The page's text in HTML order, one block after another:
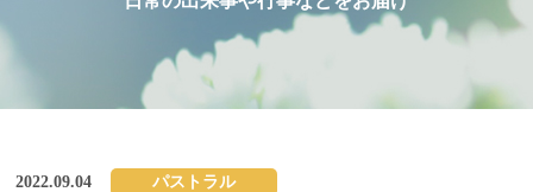
2022.09.04 パストラル